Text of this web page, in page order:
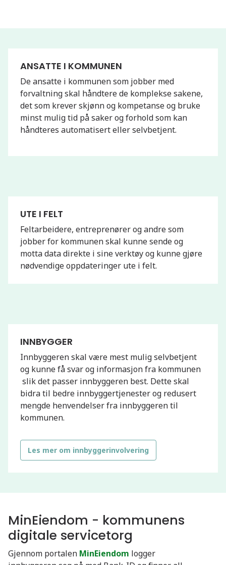
ANSATTE I KOMMUNEN
De ansatte i kommunen som jobber med
forvaltning skal håndtere de komplekse sakene,
det som krever skjønn og kompetanse og bruke
minst mulig tid på saker og forhold som kan
håndteres automatisert eller selvbetjent.
UTE I FELT
Feltarbeidere, entreprenører og andre som
jobber for kommunen skal kunne sende og
motta data direkte i sine verktøy og kunne gjøre
nødvendige oppdateringer ute i felt.
INNBYGGER
Innbyggeren skal være mest mulig selvbetjent
og kunne få svar og informasjon fra kommunen
slik det passer innbyggeren best. Dette skal
bidra til bedre innbyggertjenester og redusert
mengde henvendelser fra innbyggeren til
kommunen.
Les mer om innbyggerinvolvering
MinEiendom - kommunens
digitale servicetorg
Gjennom portalen MinEiendom logger